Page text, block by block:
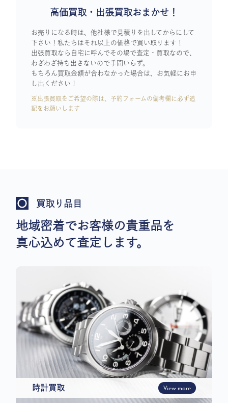
高価買取・出張買取おまかせ！
お売りになる時は、他社様で見積りを出してからにして
下さい！私たちはそれ以上の価格で買い取ります！
出張買取なら自宅に呼んでその場で査定・買取なので、
わざわざ持ち出さないので手間いらず。
もちろん買取金額が合わなかった場合は、お気軽にお申
し出ください！
※出張買取をご希望の際は、予約フォームの備考欄に必ず追
記をお願いします
買取り品目
地域密着でお客様の貴重品を
真心込めて査定します。
時計買取 View more